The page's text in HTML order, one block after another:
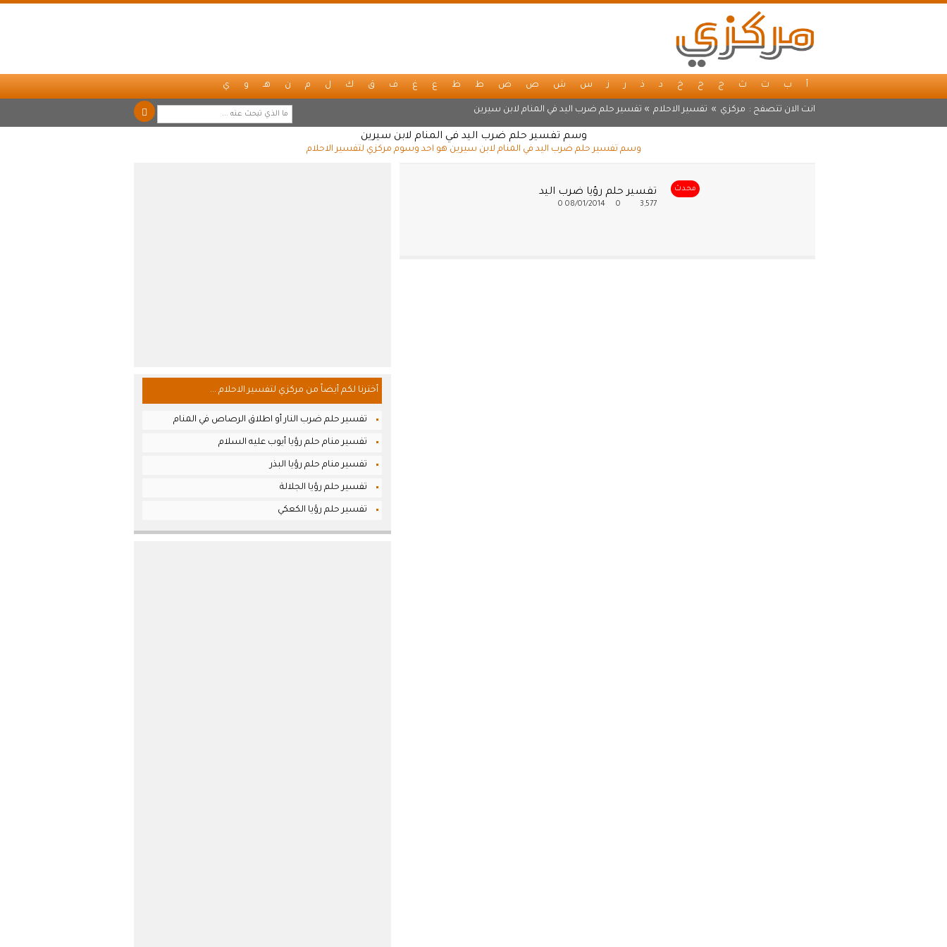
أ ب ت ث ج ح خ د ذ ر ز س ش ص ض ط ظ ع غ ف ق ك ل م ن هـ و ي
انت الان تتصفح : مركزي » تفسير الاحلام » تفسير حلم ضرب اليد في المنام لابن سيرين
وسم تفسير حلم ضرب اليد في المنام لابن سيرين
وسم تفسير حلم ضرب اليد في المنام لابن سيرين هو احد وسوم مركزي لتفسير الاحلام
محدث تفسير حلم رؤيا ضرب اليد
3,577
08/01/2014
0
أخترنا لكم أيضاً من مركزي لتفسير الاحلام ...
تفسير حلم ضرب النار أو اطلاق الرصاص في المنام
تفسير منام حلم رؤيا أيوب عليه السلام
تفسير منام حلم رؤيا البذر
تفسير حلم رؤيا الجلالة
تفسير حلم رؤيا الكعكي